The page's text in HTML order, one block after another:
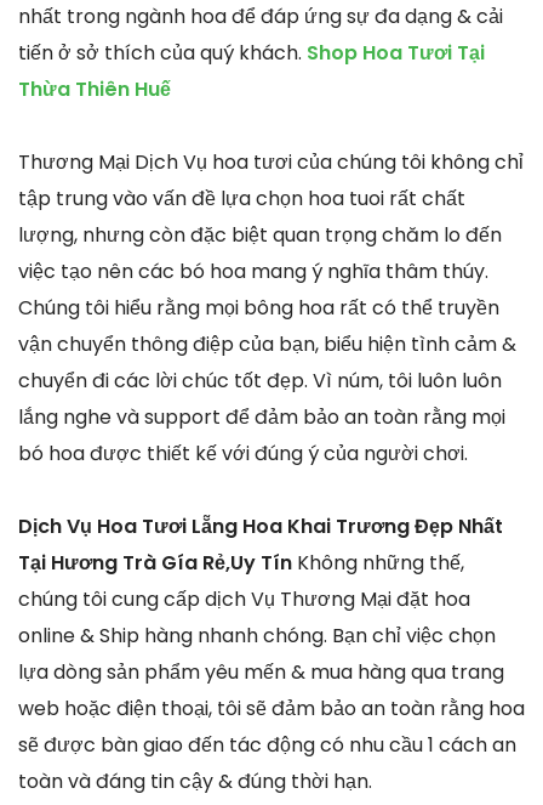
nhất trong ngành hoa để đáp ứng sự đa dạng & cải
tiến ở sở thích của quý khách. Shop Hoa Tươi Tại
Thừa Thiên Huế
Thương Mại Dịch Vụ hoa tươi của chúng tôi không chỉ
tập trung vào vấn đề lựa chọn hoa tuoi rất chất
lượng, nhưng còn đặc biệt quan trọng chăm lo đến
việc tạo nên các bó hoa mang ý nghĩa thâm thúy.
Chúng tôi hiểu rằng mọi bông hoa rất có thể truyền
vận chuyển thông điệp của bạn, biểu hiện tình cảm &
chuyển đi các lời chúc tốt đẹp. Vì núm, tôi luôn luôn
lắng nghe và support để đảm bảo an toàn rằng mọi
bó hoa được thiết kế với đúng ý của người chơi.
Dịch Vụ Hoa Tươi Lẵng Hoa Khai Trương Đẹp Nhất
Tại Hương Trà Gía Rẻ,Uy Tín Không những thế,
chúng tôi cung cấp dịch Vụ Thương Mại đặt hoa
online & Ship hàng nhanh chóng. Bạn chỉ việc chọn
lựa dòng sản phẩm yêu mến & mua hàng qua trang
web hoặc điện thoại, tôi sẽ đảm bảo an toàn rằng hoa
sẽ được bàn giao đến tác động có nhu cầu 1 cách an
toàn và đáng tin cậy & đúng thời hạn.